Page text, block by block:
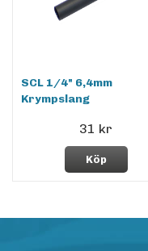
SCL 1/4" 6,4mm
Krympslang
31 kr
Köp